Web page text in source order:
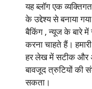
यह ब्लॉग एक
के उद्देश्य से बनाया
बैकिंग , न्यूज के बारे में
करना चाहते हैं।
हर लेख में सटीक और
बावजूद त्रुटियों की
सकता।